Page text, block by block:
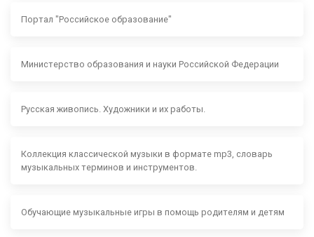
Портал "Российское образование"
Министерство образования и науки Российской Федерации
Русская живопись. Художники и их работы.
Коллекция классической музыки в формате mp3, словарь
музыкальных терминов и инструментов.
Обучающие музыкальные игры в помощь родителям и детям